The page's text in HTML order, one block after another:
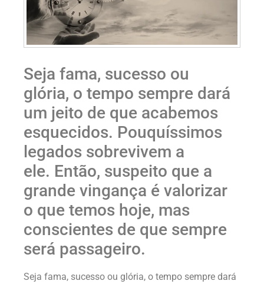
Seja fama, sucesso ou
glória, o tempo sempre dará
um jeito de que acabemos
esquecidos. Pouquíssimos
legados sobrevivem a
ele. Então, suspeito que a
grande vingança é valorizar
o que temos hoje, mas
conscientes de que sempre
será passageiro.
Seja fama, sucesso ou glória, o tempo sempre dará